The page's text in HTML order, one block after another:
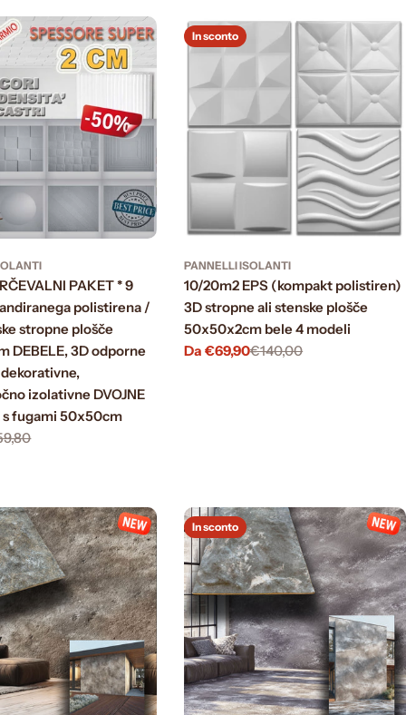
PAKET * 9
polistirena /
stropne plošče
DEBELE, 3D odporne
izolativne DVOJNE
s fugami 50x50cm
In sconto
PANNELLI ISOLANTI
10/20m2 EPS (kompakt polistiren)
3D stropne ali stenske plošče
50x50x2cm bele 4 modeli
Prezzo
Da €69,90
Prezzo
€140,00
In sconto